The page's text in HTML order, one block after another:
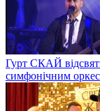
Гурт СКАЙ
симфонічним